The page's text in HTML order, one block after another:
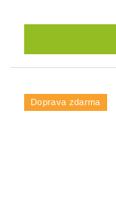
Doprava zdarma